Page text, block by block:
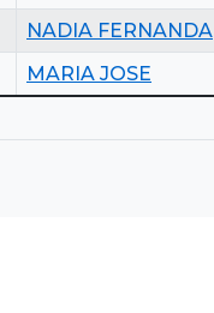
NADIA FERNANDA
MARIA JOSE